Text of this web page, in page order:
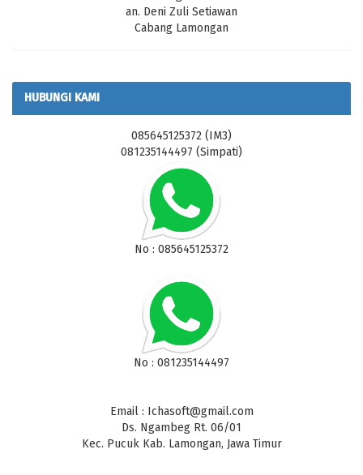
an. Deni Zuli Setiawan
Cabang Lamongan
HUBUNGI KAMI
085645125372 (IM3)
081235144497 (Simpati)
No : 085645125372
No : 081235144497
Email : Ichasoft@gmail.com
Ds. Ngambeg Rt. 06/01
Kec. Pucuk Kab. Lamongan, Jawa Timur